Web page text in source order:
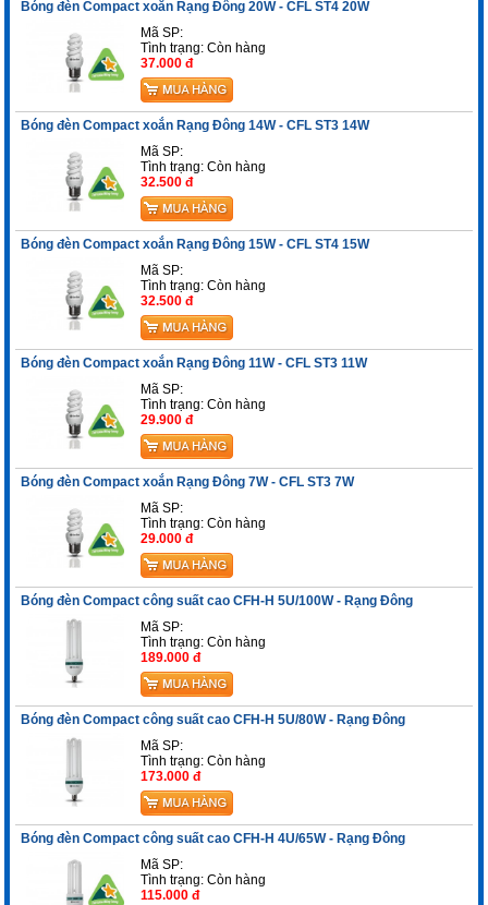
Bóng đèn Compact xoắn Rạng Đông 20W - CFL ST4 20W
Mã SP:
Tình trạng:Còn hàng
37.000 đ
Bóng đèn Compact xoắn Rạng Đông 14W - CFL ST3 14W
Mã SP:
Tình trạng:Còn hàng
32.500 đ
Bóng đèn Compact xoắn Rạng Đông 15W - CFL ST4 15W
Mã SP:
Tình trạng:Còn hàng
32.500 đ
Bóng đèn Compact xoắn Rạng Đông 11W - CFL ST3 11W
Mã SP:
Tình trạng:Còn hàng
29.900 đ
Bóng đèn Compact xoắn Rạng Đông 7W - CFL ST3 7W
Mã SP:
Tình trạng:Còn hàng
29.000 đ
Bóng đèn Compact công suất cao CFH-H 5U/100W - Rạng Đông
Mã SP:
Tình trạng:Còn hàng
189.000 đ
Bóng đèn Compact công suất cao CFH-H 5U/80W - Rạng Đông
Mã SP:
Tình trạng:Còn hàng
173.000 đ
Bóng đèn Compact công suất cao CFH-H 4U/65W - Rạng Đông
Mã SP:
Tình trạng:Còn hàng
115.000 đ